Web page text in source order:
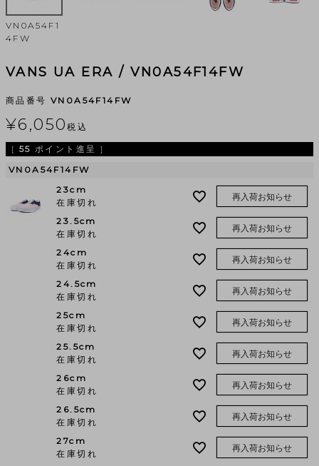
VN0A54F1
4FW
VANS UA ERA / VN0A54F14FW
商品番号 VN0A54F14FW
¥6,050税込
[ 55 ポイント進呈 ]
VN0A54F14FW
23cm
在庫切れ
再入荷お知らせ
23.5cm
在庫切れ
再入荷お知らせ
24cm
在庫切れ
再入荷お知らせ
24.5cm
在庫切れ
再入荷お知らせ
25cm
在庫切れ
再入荷お知らせ
25.5cm
在庫切れ
再入荷お知らせ
26cm
在庫切れ
再入荷お知らせ
26.5cm
在庫切れ
再入荷お知らせ
27cm
在庫切れ
再入荷お知らせ